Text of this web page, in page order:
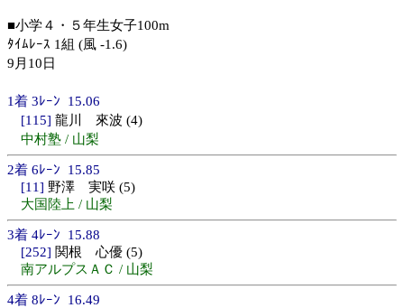
■小学４・５年生女子100m
ﾀｲﾑﾚｰｽ 1組 (風 -1.6)
9月10日
1着 3ﾚｰﾝ 15.06
[115] 龍川 來波 (4)
中村塾 / 山梨
2着 6ﾚｰﾝ 15.85
[11] 野澤 実咲 (5)
大国陸上 / 山梨
3着 4ﾚｰﾝ 15.88
[252] 関根 心優 (5)
南アルプスＡＣ / 山梨
4着 8ﾚｰﾝ 16.49